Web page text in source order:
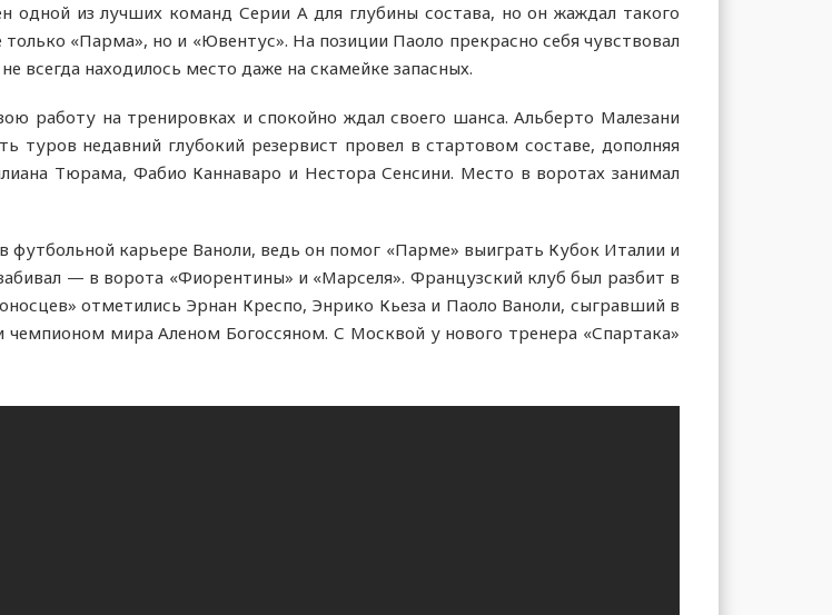
одной из лучших команд Серии A для глубины состава, но он жаждал такого
«Парма», но и «Ювентус». На позиции Паоло прекрасно себя чувствовал
всегда находилось место даже на скамейке запасных.
работу на тренировках и спокойно ждал своего шанса. Альберто Малезани
туров недавний глубокий резервист провел в стартовом составе, дополняя
Тюрама, Фабио Каннаваро и Нестора Сенсини. Место в воротах занимал
футбольной карьере Ваноли, ведь он помог «Парме» выиграть Кубок Италии и
— в ворота «Фиорентины» и «Марселя». Французский клуб был разбит в
отметились Эрнан Креспо, Энрико Кьеза и Паоло Ваноли, сыгравший в
мира Аленом Богоссяном. С Москвой у нового тренера «Спартака»